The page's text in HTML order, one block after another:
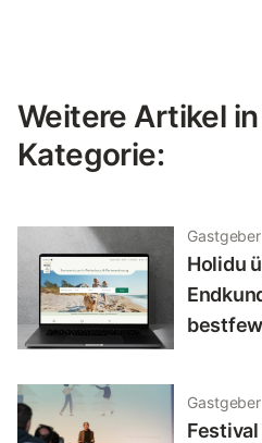
Weitere Artikel
Kategorie:
Gastgeber
Holidu
Gastgeber